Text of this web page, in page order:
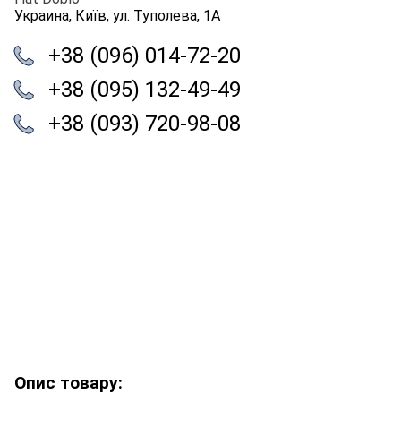
Украина, Київ, ул. Туполева, 1А
+38 (096) 014-72-20
+38 (095) 132-49-49
+38 (093) 720-98-08
Опис товару: